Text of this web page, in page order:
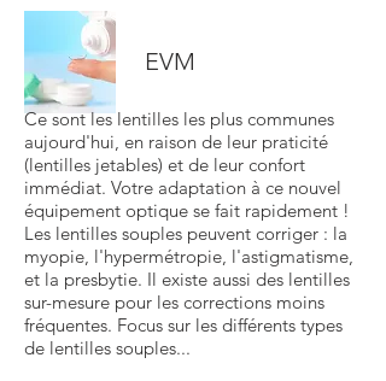
EVM
Ce sont les lentilles les plus communes
aujourd'hui, en raison de leur praticité
(lentilles jetables) et de leur confort
immédiat. Votre adaptation à ce nouvel
équipement optique se fait rapidement !
Les lentilles souples peuvent corriger : la
myopie, l'hypermétropie, l'astigmatisme,
et la presbytie. Il existe aussi des lentilles
sur-mesure pour les corrections moins
fréquentes. Focus sur les différents types
de lentilles souples...